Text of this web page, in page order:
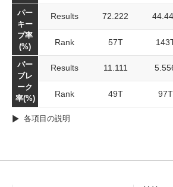
パー
キー
プ率
(%)
Results 72.222
Rank 57T
パー
ブレ
ーク
率(%)
Results 11.111
Rank 49T 97T
各項目の説明